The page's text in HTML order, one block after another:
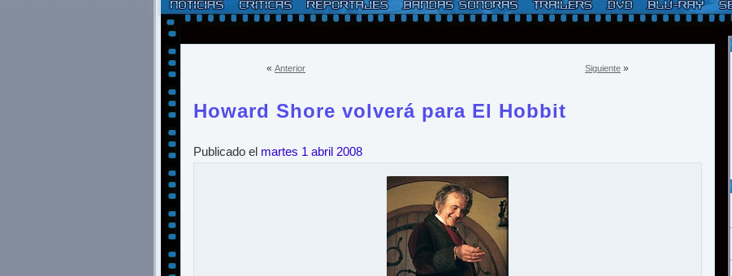
Siguiente »
« Anterior
Howard Shore volverá para El Hobbit
Publicado el martes 1 abril 2008